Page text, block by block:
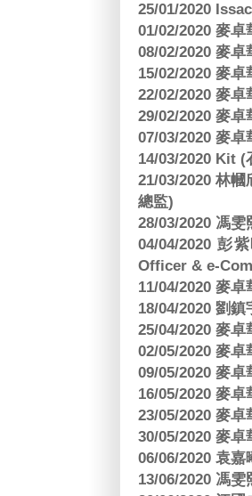
25/01/2020
01/02/2020 麥
08/02/2020 麥
15/02/2020 麥
22/02/2020 麥
29/02/2020 麥
07/03/2020 麥
14/03/2020 Kit
21/03/2020 林
總監)
28/03/2020 馮
04/04/2020 彭
Officer & e-
11/04/2020 麥
18/04/2020 劉
25/04/2020 麥
02/05/2020 麥
09/05/2020 麥
16/05/2020 麥
23/05/2020 麥
30/05/2020 麥
06/06/2020 袁
13/06/2020 馮